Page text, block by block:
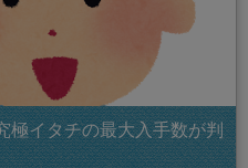
極イタチの最大入手数が判